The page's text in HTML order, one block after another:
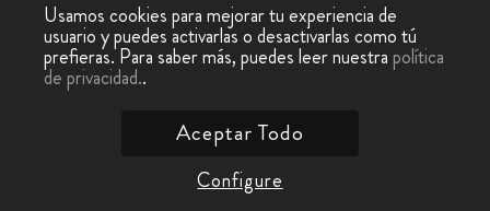
Usamos cookies para mejorar tu experiencia de
usuario y puedes activarlas o desactivarlas como tú
prefieras. Para saber más, puedes leer nuestrapolítica
de privacidad..
Configure
Aceptar Todo